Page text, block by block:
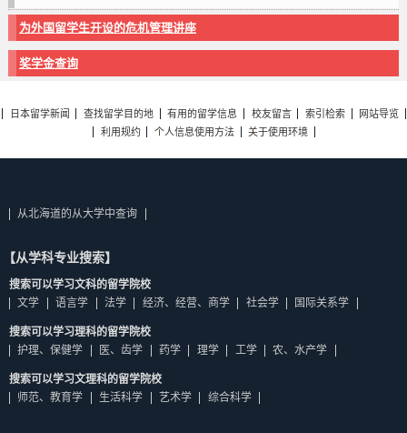
为外国留学生开设的危机管理讲座
奖学金查询
日本留学新闻 查找留学目的地 有用的留学信息 校友留言 索引检索
网站导览
利用规约
个人信息使用方法 关于使用环境
从北海道的从大学中查询
【从学科专业搜索】
搜索可以学习文科的留学院校
文学
语言学 法学 经济、经营、商学 社会学 国际关系学
搜索可以学习理科的留学院校
护理、保健学
医、齿学 药学 理学 工学 农、水产学
搜索可以学习文理科的留学院校
师范、教育学
生活科学 艺术学 综合科学